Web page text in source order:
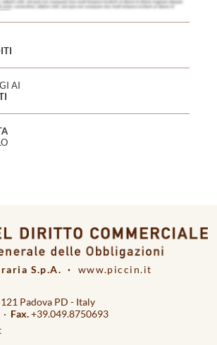
AI
S.p.A. · www.piccin.it
Padova PD - Italy
Fax.+39.049.8750693